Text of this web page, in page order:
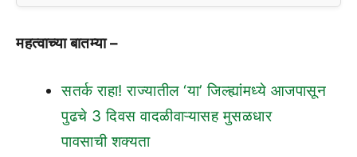
महत्वाच्या बातम्या –
सतर्क राहा! राज्यातील ‘या’ जिल्ह्यांमध्ये आजपासून
पुढचे 3 दिवस वादळीवाऱ्यासह मुसळधार
पावसाची शक्यता